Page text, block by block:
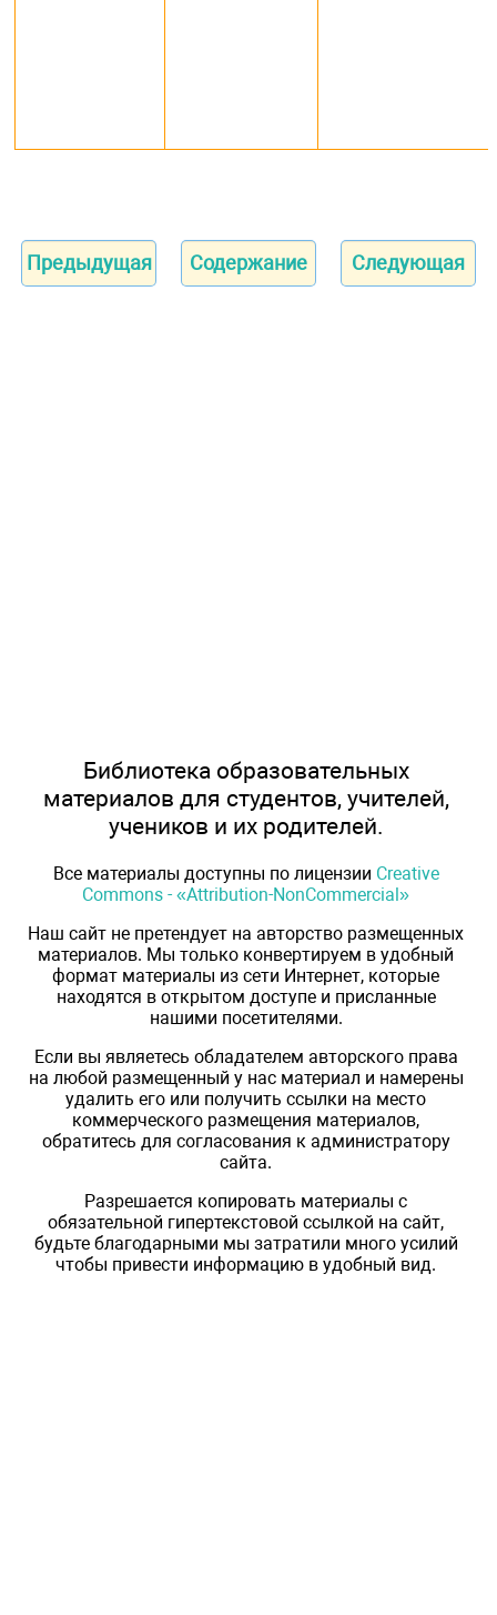
Предыдущая Содержание Следующая
Библиотека образовательных
материалов для студентов, учителей,
учеников и их родителей.
Все материалы доступны по лицензии Creative
Commons - «Attribution-NonCommercial»
Наш сайт не претендует на авторство размещенных
материалов. Мы только конвертируем в удобный
формат материалы из сети Интернет, которые
находятся в открытом доступе и присланные
нашими посетителями.
Если вы являетесь обладателем авторского права
на любой размещенный у нас материал и намерены
удалить его или получить ссылки на место
коммерческого размещения материалов,
обратитесь для согласования к администратору
сайта.
Разрешается копировать материалы с
обязательной гипертекстовой ссылкой на сайт,
будьте благодарными мы затратили много усилий
чтобы привести информацию в удобный вид.